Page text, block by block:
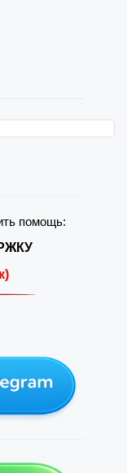
помощь: